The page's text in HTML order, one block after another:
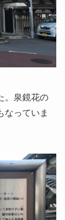
。泉鏡花の
なっていま